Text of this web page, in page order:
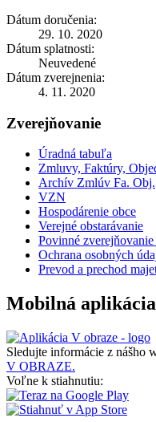
Dátum doručenia:
29. 10. 2020
Dátum splatnosti:
Neuvedené
Dátum zverejnenia:
4. 11. 2020
Zverejňovanie
Úradná tabuľa
Zmluvy, Faktúry,
Archív Zmlúv Fa. Obj.
VZN
Hospodárenie obce
Verejné obstarávanie
Povinné
Ochrana osobných
Prevod a prechod
Mobilná aplikácia
Sledujte informácie z nášho
V OBRAZE.
Voľne k stiahnutiu: